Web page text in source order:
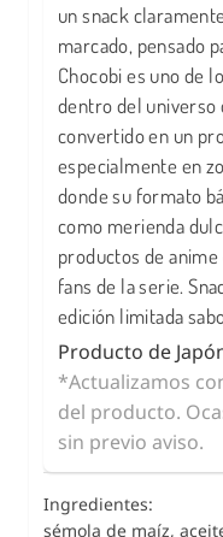
un snack
marcado, pensado
Chocobi es uno de
dentro del universo
convertido en un
especialmente en
donde su formato
como merienda
productos de
fans de la serie.
edición limitada
Producto de
*Actualizamos
del producto.
sin previo aviso.
Ingredientes:
sémola de maíz,